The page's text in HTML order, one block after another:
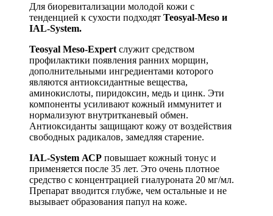
Для биоревитализации молодой кожи с
тенденцией к сухости подходят Teosyal-Meso и
IAL-System.
Teosyal Meso-Expert служит средством
профилактики появления ранних морщин,
дополнительными ингредиентами которого
являются антиоксидантные вещества,
аминокислоты, пиридоксин, медь и цинк. Эти
компоненты усиливают кожный иммунитет и
нормализуют внутритканевый обмен.
Антиоксиданты защищают кожу от воздействия
свободных радикалов, замедляя старение.
IAL-System АСР повышает кожный тонус и
применяется после 35 лет. Это очень плотное
средство с концентрацией гиалуроната 20 мг/мл.
Препарат вводится глубже, чем остальные и не
вызывает образования папул на коже.